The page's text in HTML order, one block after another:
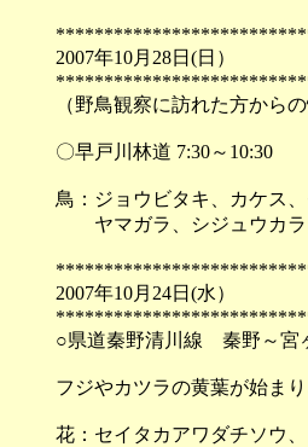
2007年10月28日(
（野鳥観察に訪れた方からの
〇早戸川林道 7:30～10:30
鳥：ジョウビタキ、カケス
ヤマガラ、シジュウカラ
2007年10月24日(
○県道秦野清川線 秦野～
フジやカツラの黄葉が始ま
花：セイタカアワダチソウ